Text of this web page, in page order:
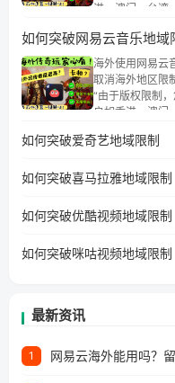
港、澳门、台湾
权限制问题，且仅能在
朋友们，使用番
讯视频地区版权
湾、美国、加拿
学、定居等，都
如何突破网易云音乐地域
海外使用网易云
取消海外地区限制。 当在海外打开网易云音乐，却
“由于版权限制，
户如香港、澳门
地区及版权限制问
户收听网易云音
工作、留学、定
所困扰。
如何突破爱奇艺地域限制
如何突破喜马拉雅地域限制
如何突破优酷视频地域限制
如何突破咪咕视频地域限制
最新资讯
1